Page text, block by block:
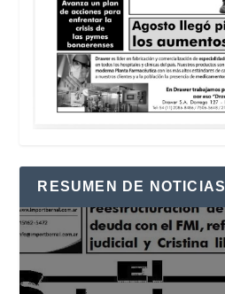
RESUMEN DE NOTICIAS
Reproductor
de
vídeo